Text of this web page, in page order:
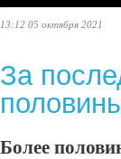
13:12 05 октября 2021
За
Более